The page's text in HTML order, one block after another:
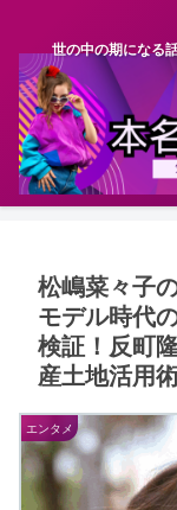
世の中の期になる
松嶋菜々子
モデル時代
検証！反町
産土地活用術
エンタメ